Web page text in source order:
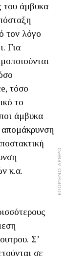
ΕΠΟΜΕΝΟ ΑΡΘΡΟ
του άμβυκα
τον λόγο
Για
τόσο
το
άμβυκα
απομάκρυνση
κ.α.
Σ’
σε